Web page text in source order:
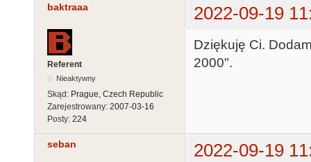
baktraaa 2022-09-19
Referent
Nieaktywny
Skąd: Prague, Czech Republic
Zarejestrowany: 2007-03-16
Posty: 224
Dziękuję Ci.
2000".
seban 2022-09-19